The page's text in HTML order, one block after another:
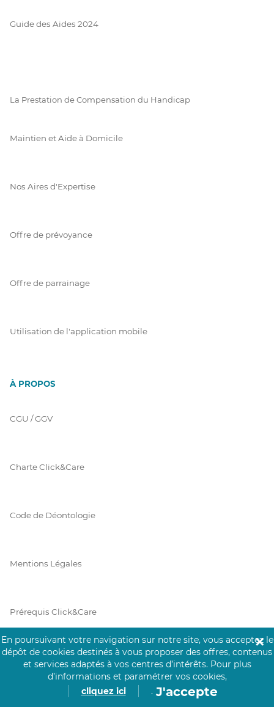
Guide des Aides 2024
La Prestation de Compensation du Handicap
Maintien et Aide à Domicile
Nos Aires d'Expertise
Offre de prévoyance
Offre de parrainage
Utilisation de l'application mobile
À PROPOS
CGU / GGV
Charte Click&Care
Code de Déontologie
Mentions Légales
Prérequis Click&Care
Protection des Données
En poursuivant votre navigation sur notre site, vous acceptez le
dépôt de cookies destinés à vous proposer des offres, contenus
et services adaptés à vos centres d’intérêts. Pour plus
d’informations et paramétrer vos cookies,
cliquez ici
. J'accepte
✕